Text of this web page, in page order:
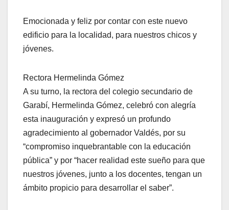
Emocionada y feliz por contar con este nuevo
edificio para la localidad, para nuestros chicos y
jóvenes.
Rectora Hermelinda Gómez
A su turno, la rectora del colegio secundario de
Garabí, Hermelinda Gómez, celebró con alegría
esta inauguración y expresó un profundo
agradecimiento al gobernador Valdés, por su
“compromiso inquebrantable con la educación
pública” y por “hacer realidad este sueño para que
nuestros jóvenes, junto a los docentes, tengan un
ámbito propicio para desarrollar el saber”.